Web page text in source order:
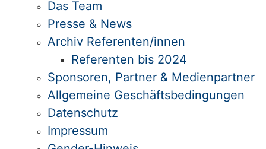
Das Team
Presse & News
Archiv Referenten/innen
Referenten bis 2024
Sponsoren, Partner & Medienpartner
Allgemeine Geschäftsbedingungen
Datenschutz
Impressum